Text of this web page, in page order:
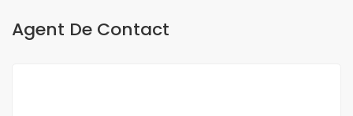
Agent De Contact